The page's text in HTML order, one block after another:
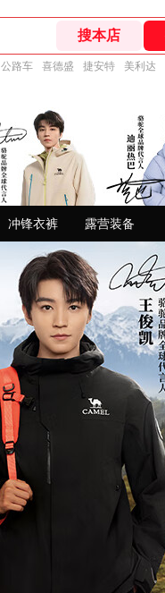
公路车 喜德盛 捷安特 美利达
冲锋衣裤 露营装备